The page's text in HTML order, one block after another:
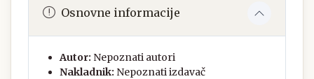
Osnovne informacije
Autor: Nepoznati autori
Nakladnik: Nepoznati izdavač